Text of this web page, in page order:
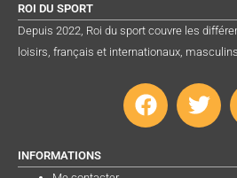
ROI DU SPORT
Depuis 2022, Roi du sport couvre les
loisirs, français et internationaux,
F
a
T
w
INFORMATIONS